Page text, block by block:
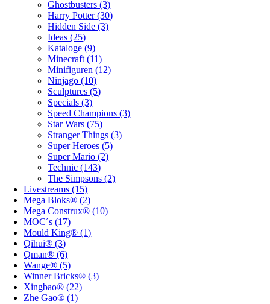
Ghostbusters (3)
Harry Potter (30)
Hidden Side (3)
Ideas (25)
Kataloge (9)
Minecraft (11)
Minifiguren (12)
Ninjago (10)
Sculptures (5)
Specials (3)
Speed Champions (3)
Star Wars (75)
Stranger Things (3)
Super Heroes (5)
Super Mario (2)
Technic (143)
The Simpsons (2)
Livestreams (15)
Mega Bloks® (2)
Mega Construx® (10)
MOC´s (17)
Mould King® (1)
Qihui® (3)
Qman® (6)
Wange® (5)
Winner Bricks® (3)
Xingbao® (22)
Zhe Gao® (1)